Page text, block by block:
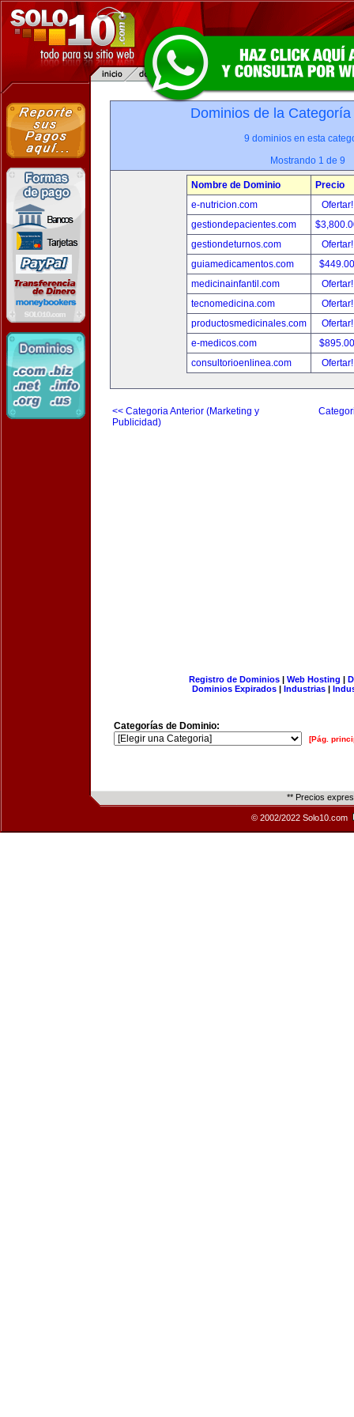
Dominios de la
9 dominios en esta
Mostrando 1 de 9
Nombre de Dominio
Precio
e-nutricion.com
gestiondepacientes.com
gestiondeturnos.com
guiamedicamentos.com
medicinainfantil.com
tecnomedicina.com
productosmedicinales.com
e-medicos.com
consultorioenlinea.com
<< Categoria Anterior (Marketing y
Publicidad)
Registro de Dominios| Web Hosting |
Dominios Expirados | Industrias |
Categorías de Dominio:
[Pág.
** Precios
© 2002/2022 Solo10.com